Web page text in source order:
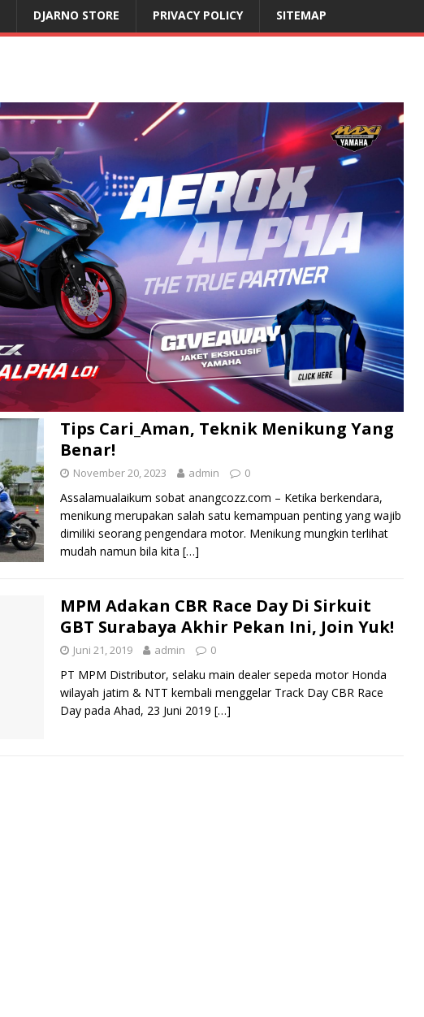
DJARNO STORE PRIVACY POLICY SITEMAP
Tips Cari_Aman, Teknik Menikung Yang
Benar!
November 20, 2023 admin 0
Assalamualaikum sobat anangcozz.com – Ketika berkendara,
menikung merupakan salah satu kemampuan penting yang wajib
dimiliki seorang pengendara motor. Menikung mungkin terlihat
mudah namun bila kita […]
MPM Adakan CBR Race Day Di Sirkuit
GBT Surabaya Akhir Pekan Ini, Join Yuk!
Juni 21, 2019 admin 0
PT MPM Distributor, selaku main dealer sepeda motor Honda
wilayah jatim & NTT kembali menggelar Track Day CBR Race
Day pada Ahad, 23 Juni 2019 […]